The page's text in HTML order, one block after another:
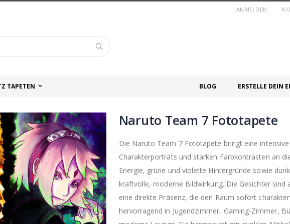
ANMELDEN
Suche
TAPETEN ERSTELLE DEIN
BLOG
Naruto Team 7 Fototapete
Die Naruto Team 7 Fototapete bringt eine
Charakterporträts und starken Farbkontrasten an
Energie, grüne und violette Hintergründe sowie
kraftvolle, moderne Bildwirkung. Die Gesichter sind
eine direkte Präsenz, die den Raum sofort
hervorragend in Jugendzimmer, Gaming-Zimmer,